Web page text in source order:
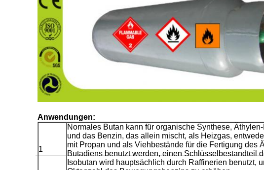
Anwendungen:
1
Normales Butan kann für organische Synthese,
und das Benzin, das allein mischt, als Heizgas,
mit Propan und als Viehbestände für die Fertigung des
Butadiens benutzt werden, einen Schlüsselbestandteil
Isobutan wird hauptsächlich durch Raffinerien benutzt,